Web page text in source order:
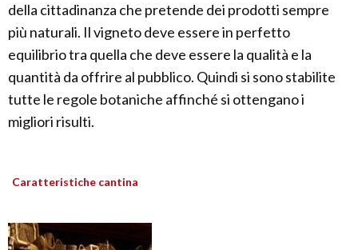
della cittadinanza che pretende dei prodotti sempre
più naturali. Il vigneto deve essere in perfetto
equilibrio tra quella che deve essere la qualità e la
quantità da offrire al pubblico. Quindi si sono stabilite
tutte le regole botaniche affinché si ottengano i
migliori risulti.
Caratteristiche cantina